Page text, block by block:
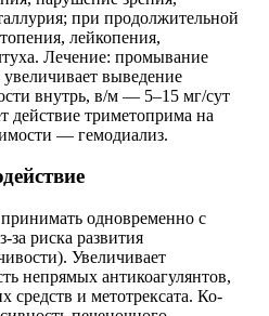
при продолжительной
лейкопения,
Лечение: промывание
выведение
внутрь, в/м — 5–15 мг/сут
действие триметоприма на
— гемодиализ.
одновременно с
риска развития
Увеличивает
непрямых антикоагулянтов,
средств и метотрексата. Ко-